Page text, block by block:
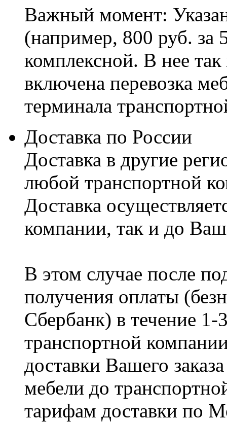
Важный момент:
(например, 800 руб. за
комплексной. В нее
включена перевозка
терминала
Доставка по России
Доставка в другие
любой транспортной
Доставка
компании, так и до
В этом случае после
получения оплаты
Сбербанк) в течение
транспортной
доставки Вашего
мебели до
тарифам доставки по